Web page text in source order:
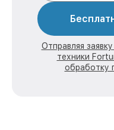
Отправляя
техники
обработку